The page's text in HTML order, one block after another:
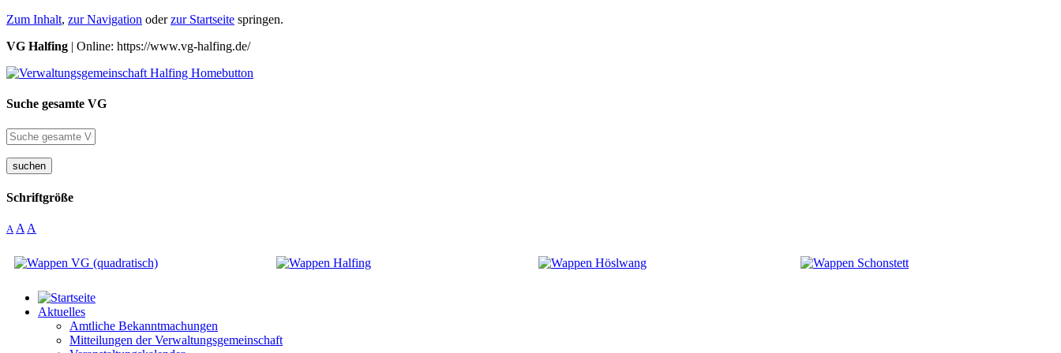
Zum Inhalt, zur Navigation oderzur Startseite springen.
VG Halfing | Online: https://www.vg-halfing.de/
Suche gesamte VG
suchen
Schriftgröße
A A A
Aktuelles
Amtliche Bekanntmachungen
Mitteilungen der Verwaltungsgemeinschaft